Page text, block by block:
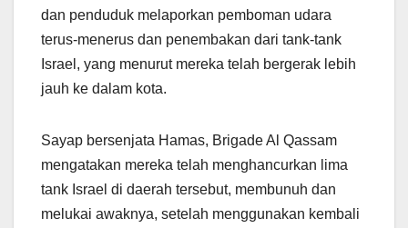
dan penduduk melaporkan pemboman udara
terus-menerus dan penembakan dari tank-tank
Israel, yang menurut mereka telah bergerak lebih
jauh ke dalam kota.
Sayap bersenjata Hamas, Brigade Al Qassam ​​​​​
mengatakan mereka telah menghancurkan lima
tank Israel di daerah tersebut, membunuh dan
melukai awaknya, setelah menggunakan kembali